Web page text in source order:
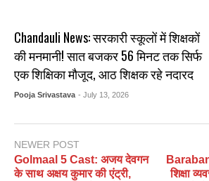
Chandauli News: सरकारी स्कूलों में शिक्षकों
की मनमानी! सात बजकर 56 मिनट तक सिर्फ
एक शिक्षिका मौजूद, आठ शिक्षक रहे नदारद
Pooja Srivastava - July 13, 2026
NEWER POST
Golmaal 5 Cast: अजय देवगन
के साथ अक्षय कुमार की एंट्री,
शिक्षा